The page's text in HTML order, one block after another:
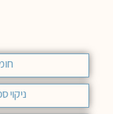
ניקוי